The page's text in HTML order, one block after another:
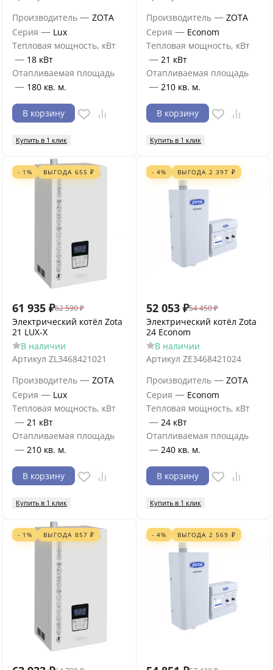
Производитель — ZOTA
Серия — Lux
Тепловая мощность, кВт
— 18 кВт
Отапливаемая площадь
— 180 кв. м.
В корзину
Купить в 1 клик
Производитель — ZOTA
Серия — Econom
Тепловая мощность, кВт
— 21 кВт
Отапливаемая площадь
— 210 кв. м.
В корзину
Купить в 1 клик
- 1% ВЫГОДА 655 ₽
61 935 ₽62 590 ₽
Электрический котёл Zota
21 LUX-X
В наличии
Артикул ZL3468421021
Производитель — ZOTA
Серия — Lux
Тепловая мощность, кВт
— 21 кВт
Отапливаемая площадь
— 210 кв. м.
В корзину
Купить в 1 клик
- 4% ВЫГОДА 2 397 ₽
52 053 ₽54 450 ₽
Электрический котёл Zota
24 Econom
В наличии
Артикул ZE3468421024
Производитель — ZOTA
Серия — Econom
Тепловая мощность, кВт
— 24 кВт
Отапливаемая площадь
— 240 кв. м.
В корзину
Купить в 1 клик
- 1% ВЫГОДА 857 ₽ - 4% ВЫГОДА 2 569 ₽